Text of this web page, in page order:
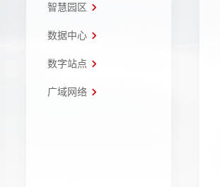
智慧园区
数据中心
数字站点
广域网络